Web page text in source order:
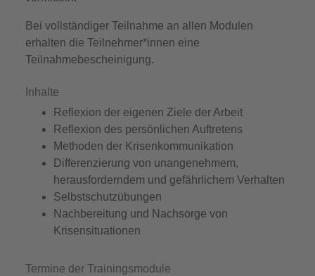
Bei vollständiger Teilnahme an allen Modulen
erhalten die Teilnehmer*innen eine
Teilnahmebescheinigung.
Inhalte
Reflexion der eigenen Ziele der Arbeit
Reflexion des persönlichen Auftretens
Methoden der Krisenkommunikation
Differenzierung von unangenehmem,
herausforderndem und gefährlichem Verhalten
Selbstschutzübungen
Nachbereitung und Nachsorge von
Krisensituationen
Termine der Trainingsmodule